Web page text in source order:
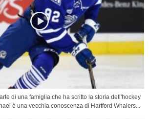
di una famiglia che ha scritto la storia dell'hockey
è una vecchia conoscenza di Hartford Whalers...